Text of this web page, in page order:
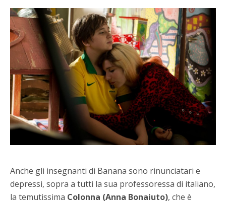
Anche gli insegnanti di Banana sono rinunciatari e
depressi, sopra a tutti la sua professoressa di italiano,
la temutissima Colonna (Anna Bonaiuto), che è